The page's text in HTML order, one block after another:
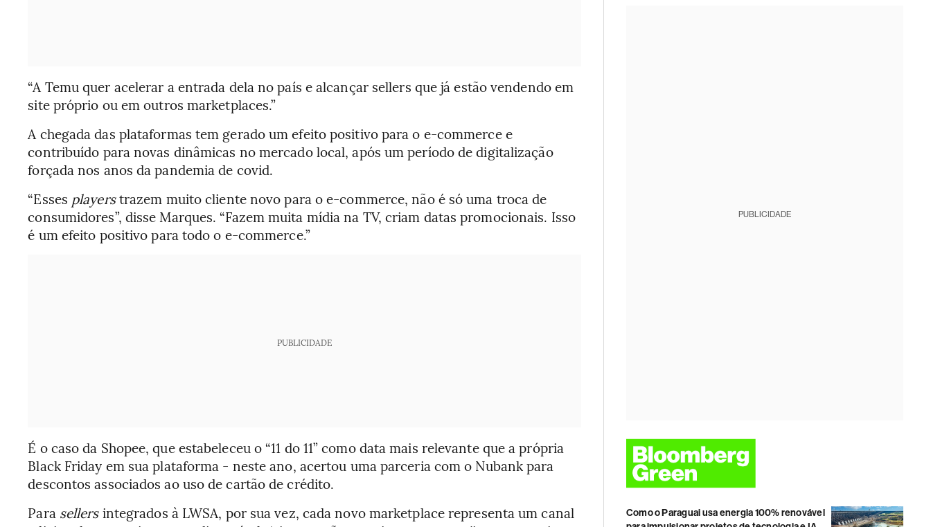
“A Temu quer acelerar a entrada dela no país e alcançar sellers que já estão vendendo em
site próprio ou em outros marketplaces.”
A chegada das plataformas tem gerado um efeito positivo para o e-commerce e
contribuído para novas dinâmicas no mercado local, após um período de digitalização
forçada nos anos da pandemia de covid.
“Esses playerstrazem muito cliente novo para o e-commerce, não é só uma troca de
consumidores”, disse Marques. “Fazem muita mídia na TV, criam datas promocionais. Isso
é um efeito positivo para todo o e-commerce.”
PUBLICIDADE
É o caso da Shopee, que estabeleceu o “11 do 11” como data mais relevante que a própria
Black Friday em sua plataforma - neste ano, acertou uma parceria com o Nubank para
descontos associados ao uso de cartão de crédito.
Para sellersintegrados à LWSA, por sua vez, cada novo marketplace representa um canal
PUBLICIDADE
Como o Paraguai usa energia 100% renovável